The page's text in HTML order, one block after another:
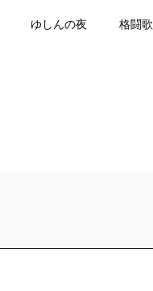
ゆしんの夜 格闘歌